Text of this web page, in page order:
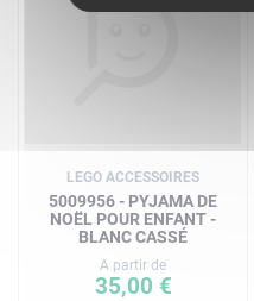
LEGO ACCESSOIRES
5009956 - PYJAMA DE
NOËL POUR ENFANT -
BLANC CASSÉ
A partir de
35,00 €